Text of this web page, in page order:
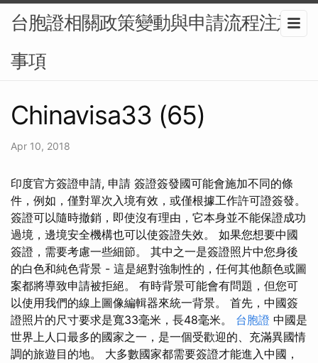
台胞證相關政策變動與申請流程注意
事項
Chinavisa33 (65)
Apr 10, 2018
印度官方簽證申請, 申請 簽證簽發國可能會施加不同的條
件，例如，僅對單次入境有效，或僅根據工作許可證簽發。
簽證可以隨時撤銷，即使沒有理由，它本身並不能保證成功
過境，邊境安全機構也可以使簽證失效。 如果您想要中國
簽證，需要考慮一些細節。 其中之一是簽證照片中您身後
的白色和純色背景 - 這是絕對強制性的，任何其他顏色或圖
案都將導致申請被拒絕。 有時背景可能會有問題，但您可
以使用我們的線上圖像編輯器來統一背景。 首先，中國簽
證照片的尺寸要求是寬33毫米，長48毫米。 台胞證 中國是
世界上人口最多的國家之一，是一個受歡迎的、充滿異國情
調的旅遊目的地。 大多數國家都需要簽證才能進入中國，